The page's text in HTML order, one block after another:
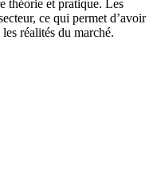
théorie et pratique. Les
ce qui permet d’avoir
réalités du marché.